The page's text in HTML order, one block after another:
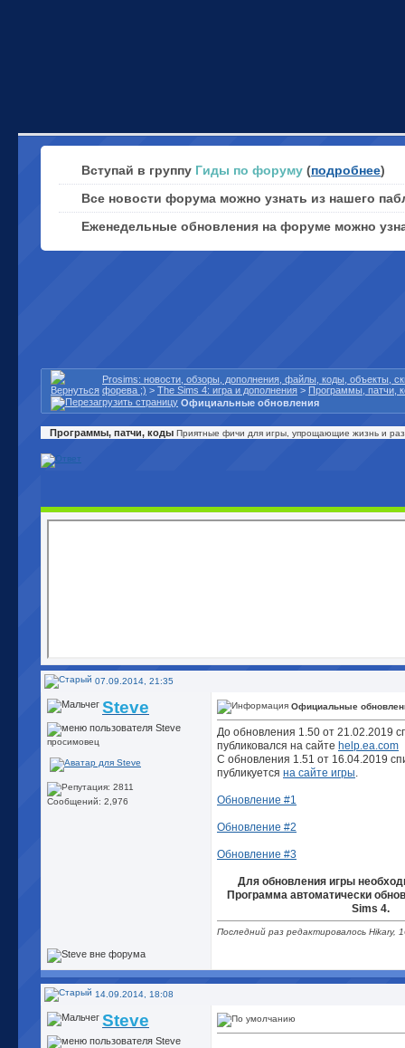
Вступай в группу Гиды по форуму (подробнее)
Все новости форума можно узнать из нашего
Еженедельные обновления на форуме можно
Prosims: новости, обзоры, дополнения, файлы, коды, объекты,
форева ;) > The Sims 4: игра и дополнения > Программы, патчи,
Официальные обновления
Программы, патчи, коды Приятные фичи для игры, упрощающие жизнь и
07.09.2014, 21:35
Steve
просимовец
Сообщений: 2,976
Официальные
До обновления 1.50 от 21.02.2019
публиковался на сайте help.ea.com
С обновления 1.51 от 16.04.2019
публикуется на сайте игры.
Обновление #1
Обновление #2
Обновление #3
Для обновления игры
Программа автоматически
Sims 4.
Последний раз редактировалось Hikary,
14.09.2014, 18:08
Steve